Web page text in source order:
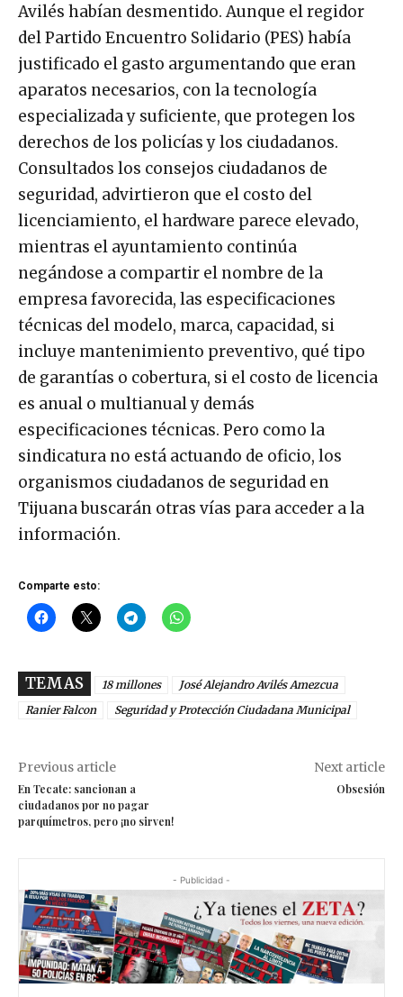
Avilés habían desmentido. Aunque el regidor
del Partido Encuentro Solidario (PES) había
justificado el gasto argumentando que eran
aparatos necesarios, con la tecnología
especializada y suficiente, que protegen los
derechos de los policías y los ciudadanos.
Consultados los consejos ciudadanos de
seguridad, advirtieron que el costo del
licenciamiento, el hardware parece elevado,
mientras el ayuntamiento continúa
negándose a compartir el nombre de la
empresa favorecida, las especificaciones
técnicas del modelo, marca, capacidad, si
incluye mantenimiento preventivo, qué tipo
de garantías o cobertura, si el costo de licencia
es anual o multianual y demás
especificaciones técnicas. Pero como la
sindicatura no está actuando de oficio, los
organismos ciudadanos de seguridad en
Tijuana buscarán otras vías para acceder a la
información.
Comparte esto:
TEMAS 18 millones
José Alejandro Avilés Amezcua
Ranier Falcon
Seguridad y Protección Ciudadana Municipal
Previous article
En Tecate: sancionan a
ciudadanos por no pagar
parquímetros, pero ¡no sirven!
Next article
Obsesión
- Publicidad -